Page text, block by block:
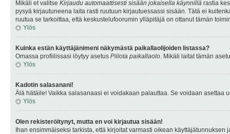
Mikäli et valitse Kirjaudu automaattisesti sisään jokaisella käynnillä rastia
pysyä kirjautuneena laita rasti ruutuun kirjautuessassi sisään. Tätä ei
ruutua se tarkoittaa, että keskustelufoorumin ylläpitäjä on ottanut tämän
Ylös
Kuinka estän käyttäjänimeni näkymästä paikallaolijoiden listassa?
Omassa profiilissasi löytyy asetus Piilota paikallaolo. Mikäli laitat tämän
Ylös
Kadotin salasanani!
Älä hätäile! Vaikka salasanaasi ei voidakaan palauttaa. Se voidaan
Ylös
Olen rekisteröitynyt, mutta en voi kirjautua sisään!
Ihan ensimmäiseksi tarkista, että kirjoitat varmasti oikean